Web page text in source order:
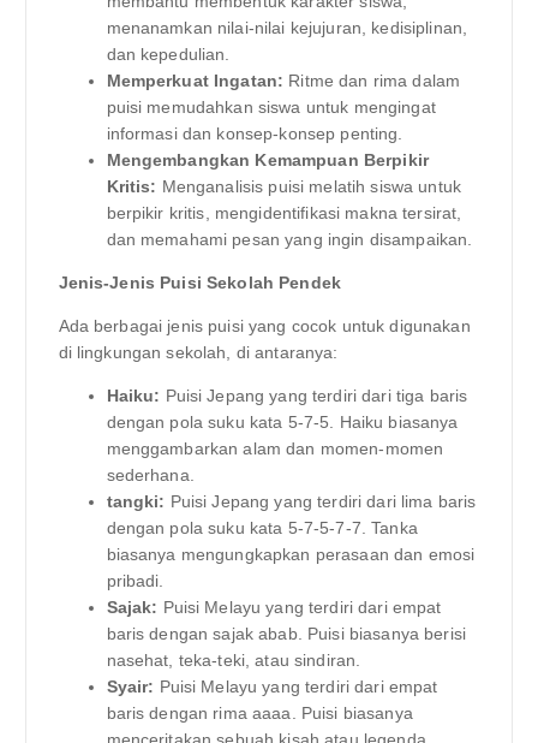
menanamkan nilai-nilai kejujuran, kedisiplinan,
dan kepedulian.
Memperkuat Ingatan: Ritme dan rima dalam
puisi memudahkan siswa untuk mengingat
informasi dan konsep-konsep penting.
Mengembangkan Kemampuan Berpikir
Kritis: Menganalisis puisi melatih siswa untuk
berpikir kritis, mengidentifikasi makna tersirat,
dan memahami pesan yang ingin disampaikan.
Jenis-Jenis Puisi Sekolah Pendek
Ada berbagai jenis puisi yang cocok untuk digunakan
di lingkungan sekolah, di antaranya:
Haiku: Puisi Jepang yang terdiri dari tiga baris
dengan pola suku kata 5-7-5. Haiku biasanya
menggambarkan alam dan momen-momen
sederhana.
tangki: Puisi Jepang yang terdiri dari lima baris
dengan pola suku kata 5-7-5-7-7. Tanka
biasanya mengungkapkan perasaan dan emosi
pribadi.
Sajak: Puisi Melayu yang terdiri dari empat
baris dengan sajak abab. Puisi biasanya berisi
nasehat, teka-teki, atau sindiran.
Syair: Puisi Melayu yang terdiri dari empat
baris dengan rima aaaa. Puisi biasanya